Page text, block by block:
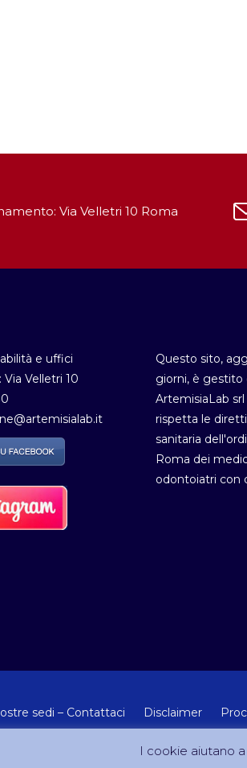
Via Velletri 10 Roma
e uffici
Velletri 10
Questo sito,
giorni, è gestito
ArtemisiaLab srl
rispetta le
sanitaria
Roma dei
odontoiatri con
sedi – Contattaci Disclaimer
I cookie aiutano